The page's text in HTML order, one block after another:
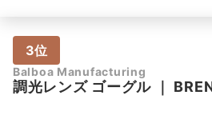
3位
Balboa Manufacturing
調光レンズ ゴーグル